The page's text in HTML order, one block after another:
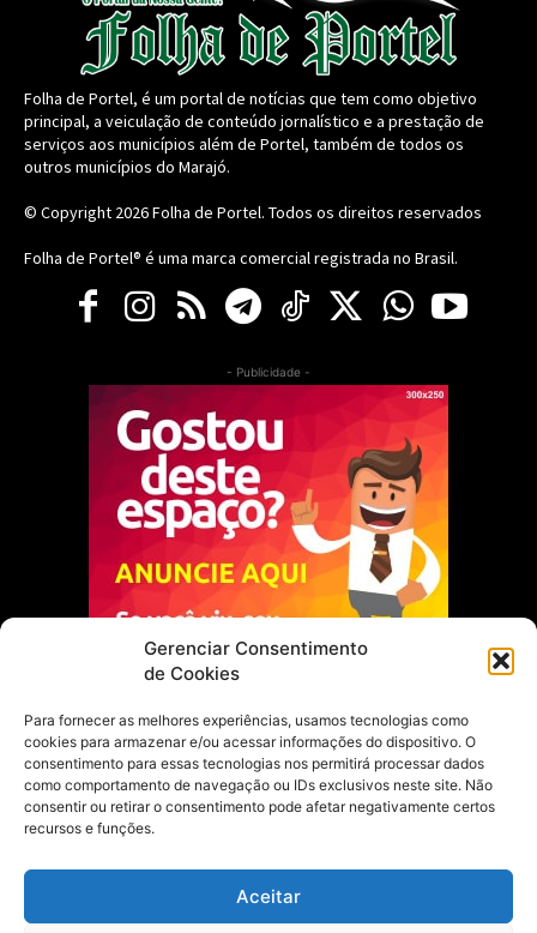
Gerenciar Consentimento
de Cookies
Para fornecer as melhores experiências, usamos tecnologias como
cookies para armazenar e/ou acessar informações do dispositivo. O
consentimento para essas tecnologias nos permitirá processar dados
como comportamento de navegação ou IDs exclusivos neste site. Não
consentir ou retirar o consentimento pode afetar negativamente certos
recursos e funções.
Aceitar
Folha de Portel, é um portal de notícias que tem como objetivo
principal, a veiculação de conteúdo jornalístico e a prestação de
serviços aos municípios além de Portel, também de todos os
outros municípios do Marajó.
© Copyright 2026Folha de Portel. Todos os direitos reservados
Folha de Portel® é uma marca comercial registrada no Brasil.
- Publicidade -
Escolha do Editor
Justiça Itinerante garante regularização
fundiária e casamento comunitário para
famílias em Portel
21 de maio de 2026